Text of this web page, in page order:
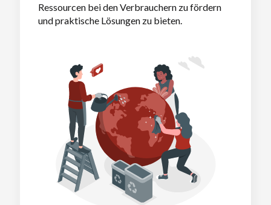
Ressourcen bei den Verbrauchern zu fördern
und praktische Lösungen zu bieten.